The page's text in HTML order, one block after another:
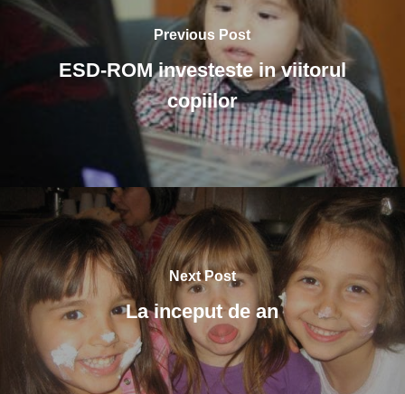
Previous Post
ESD-ROM investeste in viitorul
copiilor
Next Post
La inceput de an